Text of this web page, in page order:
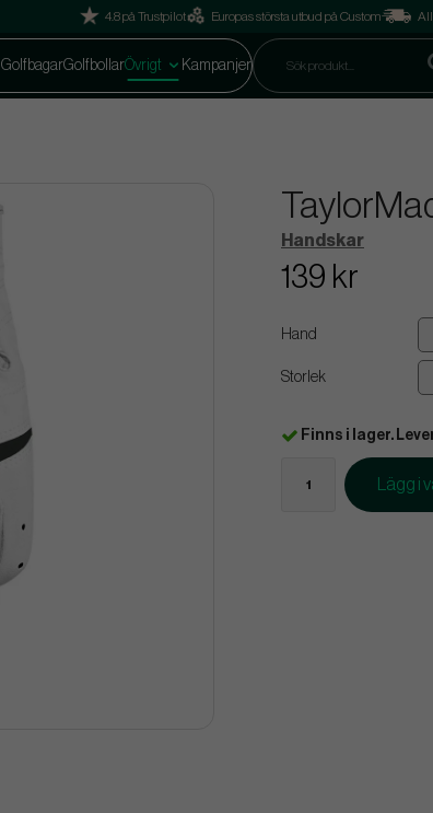
4.8 på Trustpilot Europas största utbud på Custom
GolfbagarGolfbollarÖvrigt Kampanjer
Handskar
139 kr
Hand
Storlek
Finns i lager.
Lägg i